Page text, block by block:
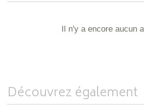
Il n'y a encore aucun
Découvrez également